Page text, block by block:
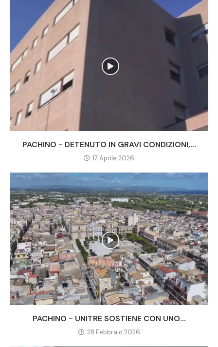
PACHINO - DETENUTO IN GRAVI CONDIZIONI,...
17 Aprile 2026
PACHINO - UNITRE SOSTIENE CON UNO...
28 Febbraio 2026